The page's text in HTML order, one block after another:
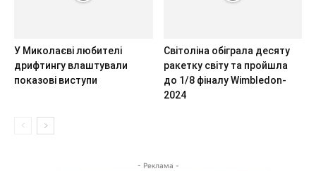
У Миколаєві любителі
дрифтингу влаштували
показові виступи
Світоліна обіграла десяту
ракетку світу та пройшла
до 1/8 фіналу Wimbledon-
2024
- Реклама -